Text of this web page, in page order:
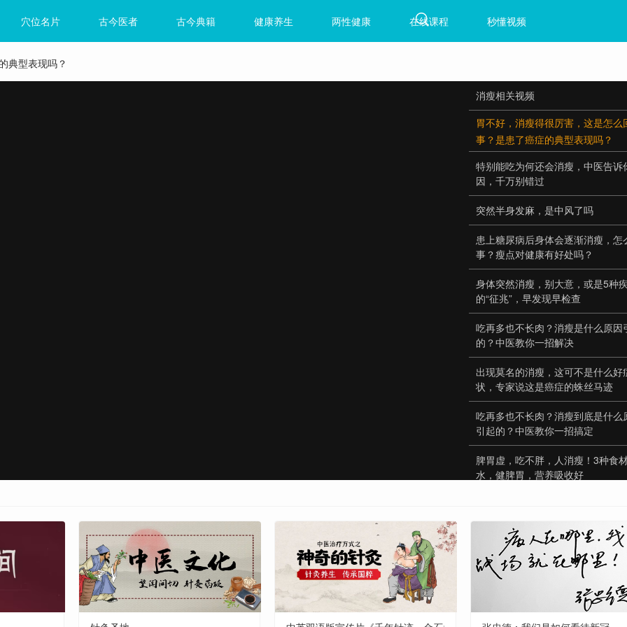
穴位名片 古今医者 古今典籍 健康养生 两性健康 在线课程 秒懂视频
典型表现吗？
消瘦相关视频
胃不好，消瘦得很厉害，这是怎么
事？是患了癌症的典型表现吗？
特别能吃为何还会消瘦，中医告诉
因，千万别错过
突然半身发麻，是中风了吗
患上糖尿病后身体会逐渐消瘦，怎
事？瘦点对健康有好处吗？
身体突然消瘦，别大意，或是5种
的“征兆”，早发现早检查
吃再多也不长肉？消瘦是什么原因
的？中医教你一招解决
出现莫名的消瘦，这可不是什么好
状，专家说这是癌症的蛛丝马迹
吃再多也不长肉？消瘦到底是什么
引起的？中医教你一招搞定
脾胃虚，吃不胖，人消瘦！3种食
水，健脾胃，营养吸收好
在告诉你原因